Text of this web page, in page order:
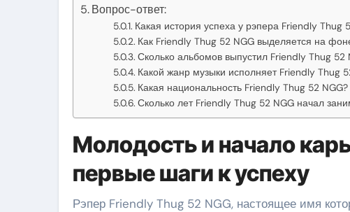
Вопрос-ответ:
Какая история успеха у рэпера Friendly Thug
Как Friendly Thug 52 NGG выделяется на
Сколько альбомов выпустил Friendly Thug 52
Какой жанр музыки исполняет Friendly Thug
Какая национальность Friendly Thug 52 NGG?
Сколько лет Friendly Thug 52 NGG начал
Молодость и начало
первые шаги к успеху
Рэпер Friendly Thug 52 NGG, настоящее имя